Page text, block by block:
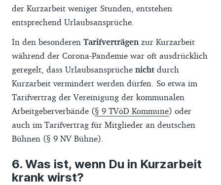
der Kurzarbeit weniger Stunden, entstehen
entsprechend Urlaubsansprüche.
In den besonderen Tarifverträgen zur Kurzarbeit
während der Corona-Pandemie war oft ausdrücklich
geregelt, dass Urlaubsansprüche nicht durch
Kurzarbeit vermindert werden dürfen. So etwa im
Tarifvertrag der Vereinigung der kommunalen
Arbeitgeberverbände (§ 9 TVöD Kommune) oder
auch im Tarifvertrag für Mitglieder an deutschen
Bühnen (§ 9 NV Bühne).
Was ist, wenn Du in Kurzarbeit
krank wirst?